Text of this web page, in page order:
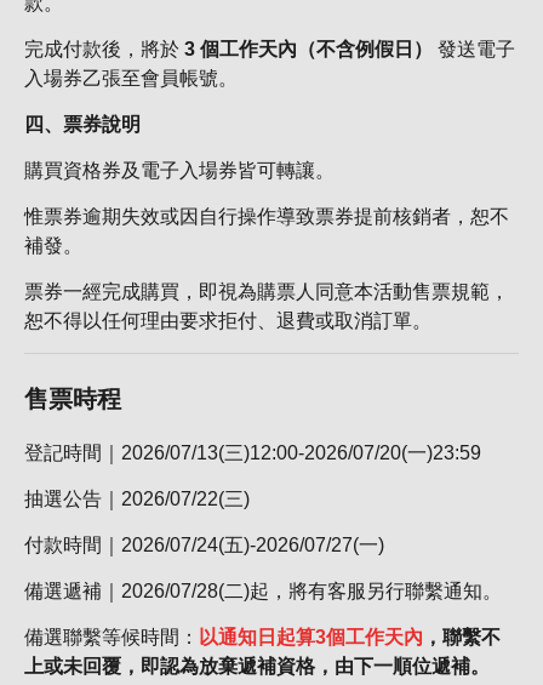
完成付款後，將於 3 個工作天內（不含例假日）
發送電子
入場券乙張至會員帳號。
四、票券說明
購買資格券及電子入場券皆可轉讓。
惟票券逾期失效或因自行操作導致票券提前核銷者，恕不
補發。
票券一經完成購買，即視為購票人同意本活動售票規範，
恕不得以任何理由要求拒付、退費或取消訂單。
售票時程
登記時間｜2026/07/13(三)12:00-2026/07/20(一)23:59
抽選公告｜2026/07/22(三)
付款時間｜2026/07/24(五)-2026/07/27(一)
備選遞補｜2026/07/28(二)起，將有客服另行聯繫通知。
備選聯繫等候時間： 以通知日起算3個工作天內 ，聯繫不
上或未回覆，即認為放棄遞補資格，由下一順位遞補。